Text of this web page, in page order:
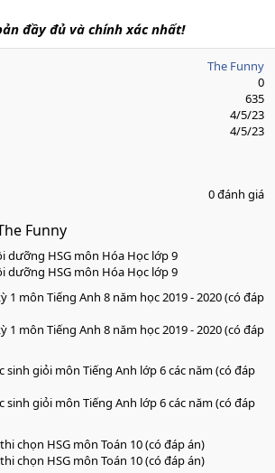
đầy đủ và chính xác nhất!
The Funny
0
635
4/5/23
4/5/23
0 đánh giá
Funny
dưỡng HSG môn Hóa Học lớp 9
dưỡng HSG môn Hóa Học lớp 9
1 môn Tiếng Anh 8 năm học 2019 - 2020 (có đáp
1 môn Tiếng Anh 8 năm học 2019 - 2020 (có đáp
sinh giỏi môn Tiếng Anh lớp 6 các năm (có đáp
sinh giỏi môn Tiếng Anh lớp 6 các năm (có đáp
chọn HSG môn Toán 10 (có đáp án)
chọn HSG môn Toán 10 (có đáp án)